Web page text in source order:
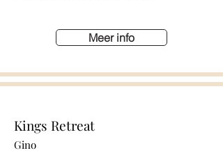
Meer info
Kings Retreat
Gino